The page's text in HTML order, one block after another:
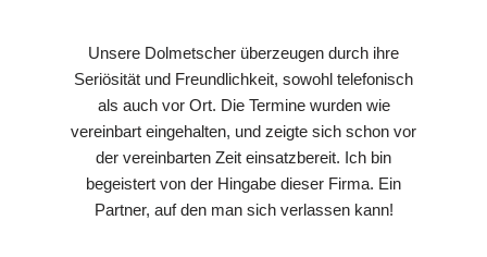
Unsere Dolmetscher überzeugen durch ihre
Seriösität und Freundlichkeit, sowohl telefonisch
als auch vor Ort. Die Termine wurden wie
vereinbart eingehalten, und zeigte sich schon vor
der vereinbarten Zeit einsatzbereit. Ich bin
begeistert von der Hingabe dieser Firma. Ein
Partner, auf den man sich verlassen kann!